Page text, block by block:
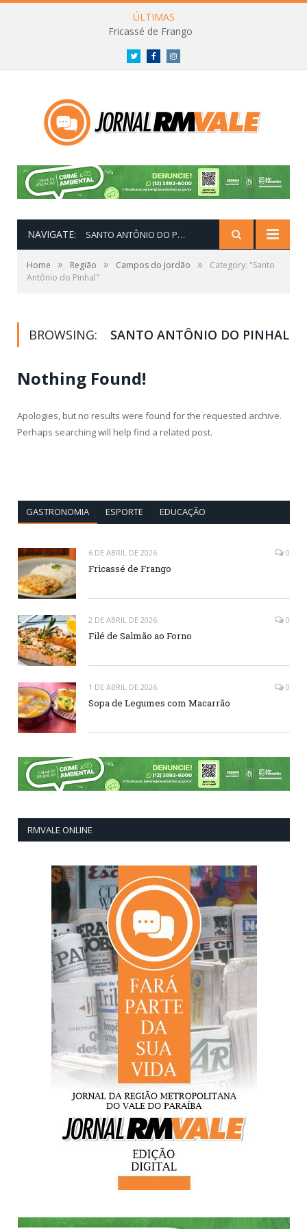
ÚLTIMAS
Fricassé de Frango
TwitterFacebookInstagram
NAVIGATE: SANTO ANTÔNIO DO PINHAL
Home » Região » Campos do Jordão »
Category: "Santo
Antônio do Pinhal"
BROWSING: SANTO ANTÔNIO DO PINHAL
Nothing Found!
Apologies, but no results were found for the requested archive.
Perhaps searching will help find a related post.
GASTRONOMIA ESPORTE EDUCAÇÃO
6 DE ABRIL DE 2026 0
Fricassé de Frango
2 DE ABRIL DE 2026 0
Filé de Salmão ao Forno
1 DE ABRIL DE 2026 0
Sopa de Legumes com Macarrão
RMVALE ONLINE